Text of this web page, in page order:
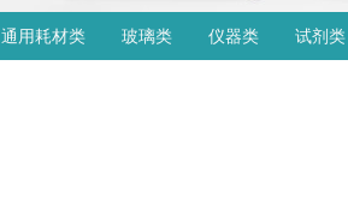
通用耗材类 玻璃类 仪器类 试剂类